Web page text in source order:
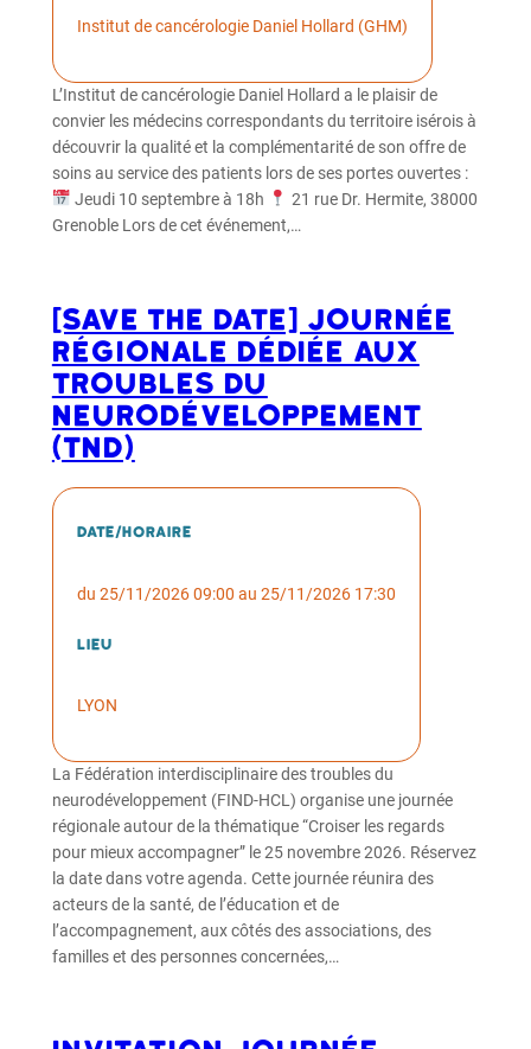
Institut de cancérologie Daniel Hollard (GHM)
L’Institut de cancérologie Daniel Hollard a le plaisir de
convier les médecins correspondants du territoire isérois à
découvrir la qualité et la complémentarité de son offre de
soins au service des patients lors de ses portes ouvertes :
Jeudi 10 septembre à 18h
21 rue Dr. Hermite, 38000
Grenoble Lors de cet événement,…
[SAVE THE DATE] Journée
régionale dédiée aux
troubles du
neurodéveloppement
(TND)
Date/horaire
du 25/11/2026 09:00 au 25/11/2026 17:30
Lieu
LYON
La Fédération interdisciplinaire des troubles du
neurodéveloppement (FIND-HCL) organise une journée
régionale autour de la thématique “Croiser les regards
pour mieux accompagner” le 25 novembre 2026. Réservez
la date dans votre agenda. Cette journée réunira des
acteurs de la santé, de l’éducation et de
l’accompagnement, aux côtés des associations, des
familles et des personnes concernées,…